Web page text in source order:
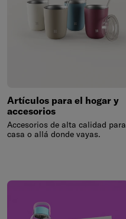
Artículos para el hogar y
accesorios
Accesorios de alta calidad para
casa o allá donde vayas.